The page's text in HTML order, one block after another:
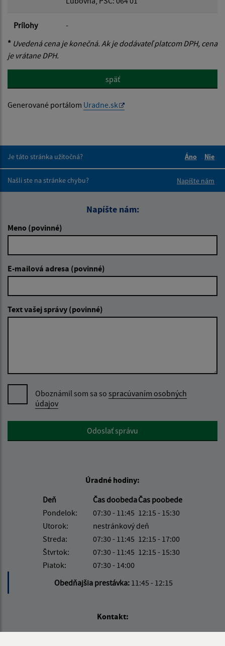
Prílohy
-
* Uvedená cena je konečná. Ak je dodávateľ platcom DPH, cena
je vrátane DPH.
späť
Generované portálom Uradne.sk
Je táto stránka užitočná?
Áno
Nie
Našli ste na stránke chybu?
Napíšte nám
Napíšte nám:
Meno (povinné)
E-mailová adresa (povinné)
Text vašej správy (povinné)
Oboznámil som sa so spracúvaním osobných
údajov
Google reCaptcha ResponseOdoslať správu
Úradné hodiny:
Deň
Čas doobedaČas poobede
Pondelok:
07:30 - 11:45 12:15 - 15:30
Utorok:
nestránkový deň
Streda:
07:30 - 11:45 12:15 - 17:00
Štvrtok:
07:30 - 11:45 12:15 - 15:30
Piatok:
07:30 - 14:00
Obedňajšia prestávka: 11:45 - 12:15
Kontakt: